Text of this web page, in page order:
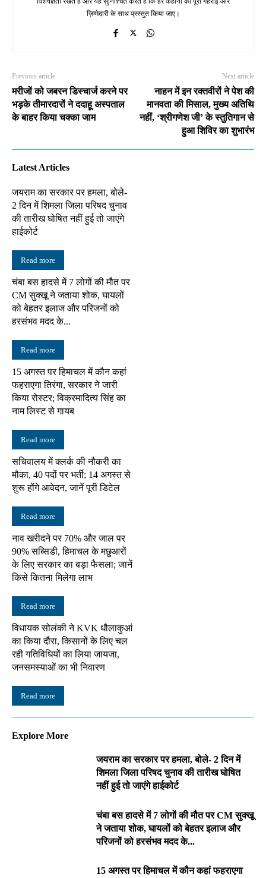
ज़िम्मेदारी के साथ प्रस्तुत किया जाए।
Previous article
मरीजों को जबरन डिस्चार्ज करने पर
भड़के तीमारदारों ने ददाहू अस्पताल
के बाहर किया चक्का जाम
Next article
नाहन में इन रक्तवीरों ने पेश की
मानवता की मिसाल, मुख्य अतिथि
नहीं, ‘श्रीगणेश जी’ के स्तुतिगान से
हुआ शिविर का शुभारंभ
Latest Articles
जयराम का सरकार पर हमला, बोले-
2 दिन में शिमला जिला परिषद चुनाव
की तारीख घोषित नहीं हुई तो जाएंगे
हाईकोर्ट
Read more
चंबा बस हादसे में 7 लोगों की मौत पर
CM सुक्खू ने जताया शोक, घायलों
को बेहतर इलाज और परिजनों को
हरसंभव मदद के...
Read more
15 अगस्त पर हिमाचल में कौन कहां
फहराएगा तिरंगा, सरकार ने जारी
किया रोस्टर; विक्रमादित्य सिंह का
नाम लिस्ट से गायब
Read more
सचिवालय में क्लर्क की नौकरी का
मौका, 40 पदों पर भर्ती; 14 अगस्त से
शुरू होंगे आवेदन, जानें पूरी डिटेल
Read more
नाव खरीदने पर 70% और जाल पर
90% सब्सिडी, हिमाचल के मछुआरों
के लिए सरकार का बड़ा फैसला; जानें
किसे कितना मिलेगा लाभ
Read more
विधायक सोलंकी ने KVK धौलाकुआं
का किया दौरा, किसानों के लिए चल
रही गतिविधियों का लिया जायजा,
जनसमस्याओं का भी निवारण
Read more
Explore More
जयराम का सरकार पर हमला, बोले- 2 दिन में
शिमला जिला परिषद चुनाव की तारीख घोषित
नहीं हुई तो जाएंगे हाईकोर्ट
चंबा बस हादसे में 7 लोगों की मौत पर CM सुक्खू
ने जताया शोक, घायलों को बेहतर इलाज और
परिजनों को हरसंभव मदद के...
15 अगस्त पर हिमाचल में कौन कहां फहराएगा